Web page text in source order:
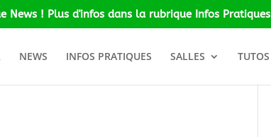
! Plus d'infos dans la rubrique Infos Pratiques
NEWS INFOS PRATIQUES SALLES TUTOS